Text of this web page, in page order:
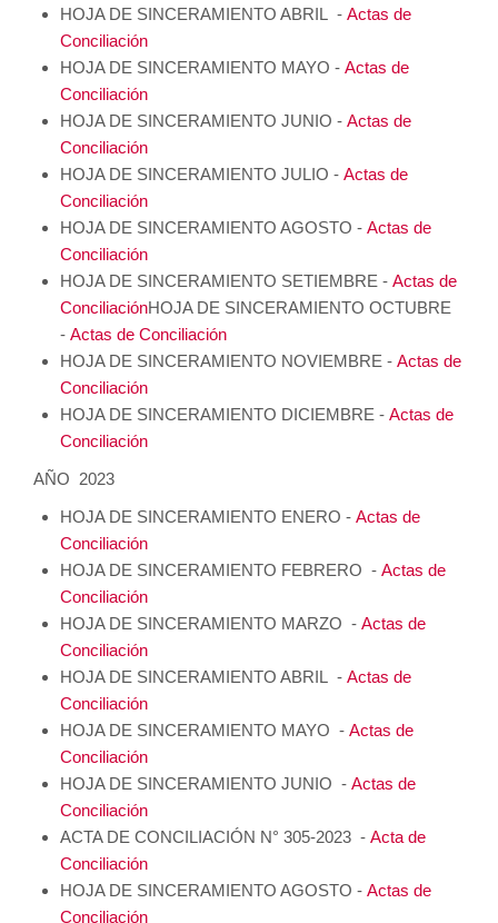
HOJA DE SINCERAMIENTO ABRIL - Actas de
Conciliación
HOJA DE SINCERAMIENTO MAYO - Actas de
Conciliación
HOJA DE SINCERAMIENTO JUNIO - Actas de
Conciliación
HOJA DE SINCERAMIENTO JULIO - Actas de
Conciliación
HOJA DE SINCERAMIENTO AGOSTO - Actas de
Conciliación
HOJA DE SINCERAMIENTO SETIEMBRE - Actas de
ConciliaciónHOJA DE SINCERAMIENTO OCTUBRE
- Actas de Conciliación
HOJA DE SINCERAMIENTO NOVIEMBRE - Actas de
Conciliación
HOJA DE SINCERAMIENTO DICIEMBRE - Actas de
Conciliación
AÑO 2023
HOJA DE SINCERAMIENTO ENERO - Actas de
Conciliación
HOJA DE SINCERAMIENTO FEBRERO - Actas de
Conciliación
HOJA DE SINCERAMIENTO MARZO - Actas de
Conciliación
HOJA DE SINCERAMIENTO ABRIL - Actas de
Conciliación
HOJA DE SINCERAMIENTO MAYO - Actas de
Conciliación
HOJA DE SINCERAMIENTO JUNIO - Actas de
Conciliación
ACTA DE CONCILIACIÓN N° 305-2023 - Acta de
Conciliación
HOJA DE SINCERAMIENTO AGOSTO - Actas de
Conciliación